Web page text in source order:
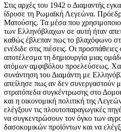
Στις αρχές του 1942 ο Διαμαντής
ίδρυσε τη Ρωμαϊκή Λεγεώνα.
Ματούσης. Τα μέσα που
των Ελληνόβλαχων σε αυτή ήταν
καθώς έβλεπαν πως το βλαχόφωνο
ενέδιδε στις πιέσεις. Οι
αποτέλεσμα τη δημιουργία μιας
ατόμων αμφιβόλου προελεύσεως.
συνάντηση του Διαμάντη με
απείλησε πως αν δεν συνεργαστούν
στρατόπεδα συγκέντρωσης στο
και η οικονομική πολιτική της
ελέγξουν τις πλουτοπαραγωγικές
να συγκεντρώσουν τον όγκο των
δασοκομικών προϊόντων και να